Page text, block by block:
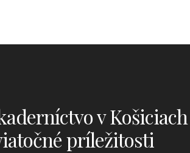
v Košiciach
príležitosti